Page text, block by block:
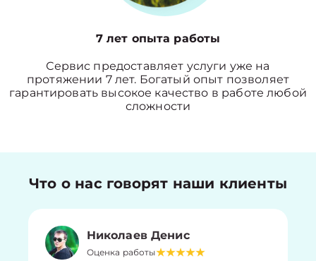
7 лет опыта работы
Сервис предоставляет услуги уже на
протяжении 7 лет. Богатый опыт позволяет
гарантировать высокое качество в работе любой
сложности
Что о нас говорят наши клиенты
Николаев Денис
Оценка работы